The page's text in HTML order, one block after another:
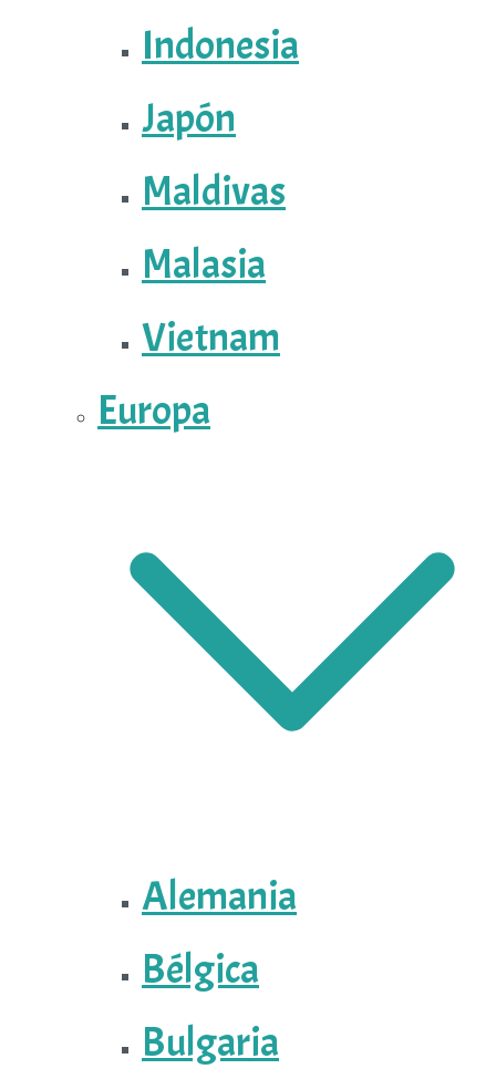
Indonesia
Japón
Maldivas
Malasia
Vietnam
Europa
Alemania
Bélgica
Bulgaria